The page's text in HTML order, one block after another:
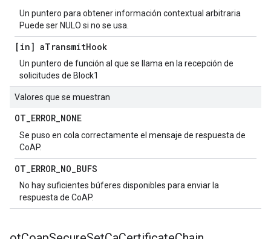
Un puntero para obtener información contextual arbitraria
Puede ser NULO si no se usa.
[in] aTransmitHook
Un puntero de función al que se llama en la recepción de
solicitudes de Block1
Valores que se muestran
OT_ERROR_NONE
Se puso en cola correctamente el mensaje de respuesta de
CoAP.
OT_ERROR_NO_BUFS
No hay suficientes búferes disponibles para enviar la
respuesta de CoAP.